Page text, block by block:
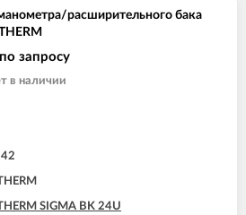
расширительного бака
запросу
в наличии
SIGMA BK 24U